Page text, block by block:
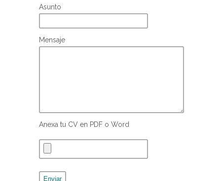
Asunto
Mensaje
Anexa tu CV en PDF o Word